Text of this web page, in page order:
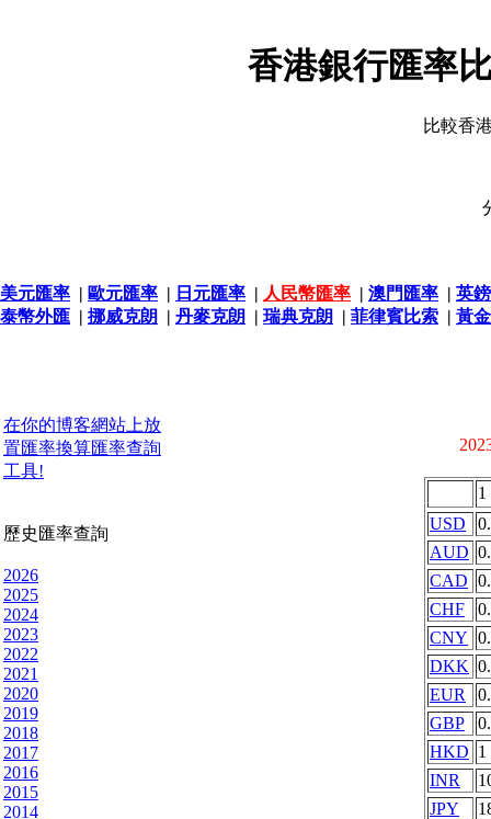
香港銀行匯率
比較香
美元匯率 | 歐元匯率 | 日元匯率 | 人民幣匯率 | 澳門匯率 | 英
泰幣外匯 | 挪威克朗 | 丹麥克朗 | 瑞典克朗 | 菲律賓比索 | 黃
在你的博客網站上放
置匯率換算匯率查詢
工具!
歷史匯率查詢
2026
2025
2024
2023
2022
2021
2020
2019
2018
2017
2016
2015
2014
1
USD
AUD
CAD
CHF
CNY
DKK
EUR
GBP
HKD 1
INR
JPY